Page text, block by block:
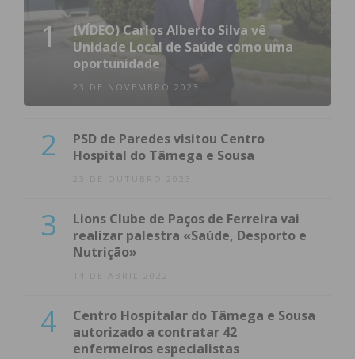
1
(VÍDEO) Carlos Alberto Silva vê
Unidade Local de Saúde como uma
oportunidade
23 DE NOVEMBRO 2023
2
PSD de Paredes visitou Centro
Hospital do Tâmega e Sousa
23 DE OUTUBRO 2023
3
Lions Clube de Paços de Ferreira vai
realizar palestra «Saúde, Desporto e
Nutrição»
14 DE ABRIL 2022
4
Centro Hospitalar do Tâmega e Sousa
autorizado a contratar 42
enfermeiros especialistas